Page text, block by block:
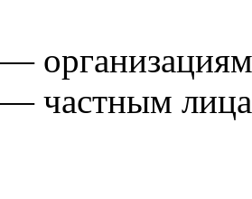
— организациям
— частным